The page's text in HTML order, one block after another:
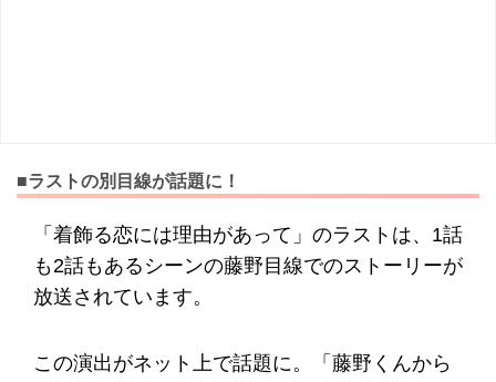
■ラストの別目線が話題に！
「着飾る恋には理由があって」のラストは、1話
も2話もあるシーンの藤野目線でのストーリーが
放送されています。
この演出がネット上で話題に。「藤野くんから